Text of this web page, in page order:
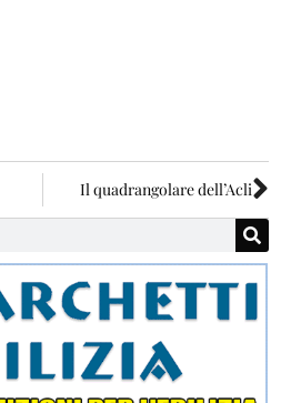
Il quadrangolare dell’Acli